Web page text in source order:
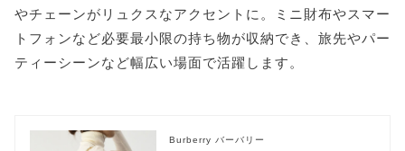
やチェーンがリュクスなアクセントに。ミニ財布やスマー
トフォンなど必要最小限の持ち物が収納でき、旅先やパー
ティーシーンなど幅広い場面で活躍します。
Burberry バーバリー